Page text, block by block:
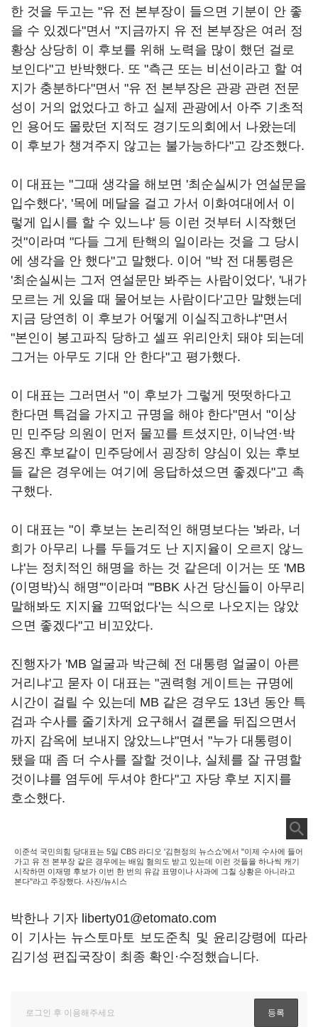
한 것을 두고는 "유 전 본부장이 들으면 기분이 안 좋
을 수 있겠다"면서 "지금까지 유 전 본부장은 여러 정
황상 상당히 이 후보를 위해 노력을 많이 했던 걸로
보인다"고 반박했다. 또 "측근 또는 비선이라고 할 여
지가 충분하다"면서 "유 전 본부장은 관광 관련 전문
성이 거의 없었다고 하고 실제 관광에서 아주 기초적
인 용어도 몰랐던 지적도 경기도의회에서 나왔는데
이 후보가 챙겨주지 않고는 불가능하다"고 강조했다.
이 대표는 "그때 생각을 해보면 '최순실씨가 연설문을
입수했다', '목에 메달을 걸고 가서 이화여대에서 이
렇게 입시를 할 수 있느냐' 등 이런 것부터 시작했던
것"이라며 "다들 그게 탄핵의 일이라는 것을 그 당시
에 생각을 안 했다"고 말했다. 이어 "박 전 대통령은
'최순실씨는 그저 연설문만 봐주는 사람이었다', '내가
모르는 게 있을 때 물어보는 사람이다'고만 말했는데
지금 당연히 이 후보가 어떻게 이실직고하냐"면서
"본인이 봉고파직 당하고 셀프 위리안치 돼야 되는데
그거는 아무도 기대 안 한다"고 평가했다.
이 대표는 그러면서 "이 후보가 그렇게 떳떳하다고
한다면 특검을 가지고 규명을 해야 한다"면서 "이상
민 민주당 의원이 먼저 물꼬를 트셨지만, 이낙연·박
용진 후보같이 민주당에서 굉장히 양심이 있는 후보
들 같은 경우에는 여기에 응답하셨으면 좋겠다"고 촉
구했다.
이 대표는 "이 후보는 논리적인 해명보다는 '봐라, 너
희가 아무리 나를 두들겨도 난 지지율이 오르지 않느
냐'는 정치적인 해명을 하는 것 같은데 이거는 또 'MB
(이명박)식 해명'"이라며 "'BBK 사건 당신들이 아무리
말해봐도 지지율 끄떡없다'는 식으로 나오지는 않았
으면 좋겠다"고 비꼬았다.
진행자가 'MB 얼굴과 박근혜 전 대통령 얼굴이 아른
거리냐'고 묻자 이 대표는 "권력형 게이트는 규명에
시간이 걸릴 수 있는데 MB 같은 경우도 13년 동안 특
검과 수사를 줄기차게 요구해서 결론을 뒤집으면서
까지 감옥에 보내지 않았느냐"면서 "누가 대통령이
됐을 때 좀 더 수사를 잘할 것이냐, 실체를 잘 규명할
것이냐를 염두에 두셔야 한다"고 자당 후보 지지를
호소했다.
이준석 국민의힘 당대표는 5일 CBS 라디오 '김현정의 뉴스쇼'에서 "이제 수사에 들어
가고 유 전 본부장 같은 경우에는 배임 혐의도 받고 있는데 이런 것들을 하나씩 캐기
시작하면 이재명 후보가 이번 한 번의 유감 표명이나 사과에 그칠 상황은 아니라고
본다"라고 주장했다. 사진/뉴시스
박한나 기자 liberty01@etomato.com
이 기사는 뉴스토마토 보도준칙 및 윤리강령에 따라
김기성 편집국장이 최종 확인·수정했습니다.